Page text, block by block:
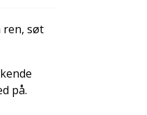
ren, søt
på.